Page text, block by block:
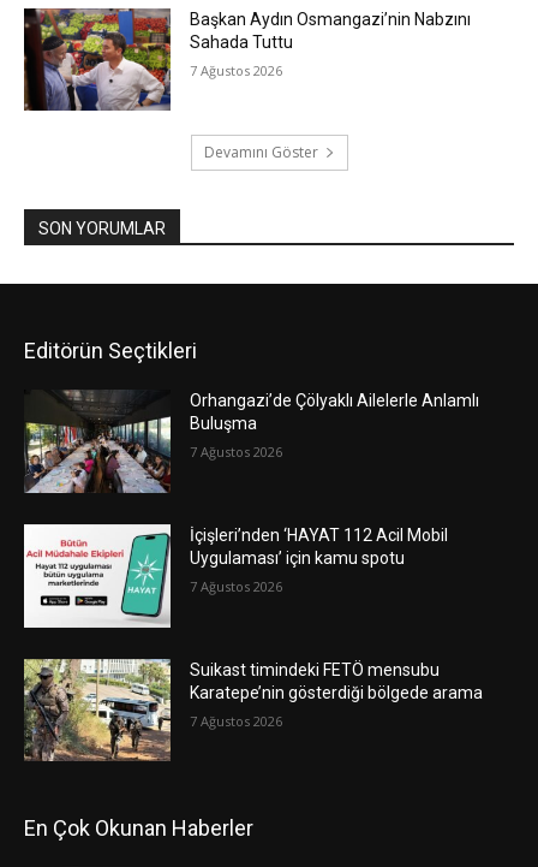
Başkan Aydın Osmangazi’nin Nabzını
Sahada Tuttu
7 Ağustos 2026
Devamını Göster
SON YORUMLAR
Editörün Seçtikleri
Orhangazi’de Çölyaklı Ailelerle Anlamlı
Buluşma
7 Ağustos 2026
İçişleri’nden ‘HAYAT 112 Acil Mobil
Uygulaması’ için kamu spotu
7 Ağustos 2026
Suikast timindeki FETÖ mensubu
Karatepe’nin gösterdiği bölgede arama
7 Ağustos 2026
En Çok Okunan Haberler